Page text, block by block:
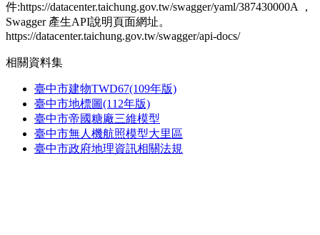
件:https://datacenter.taichung.gov.tw/swagger/yaml/387430000A ，
Swagger 產生API說明頁面網址。
https://datacenter.taichung.gov.tw/swagger/api-docs/
相關資料集
臺中市建物TWD67(109年版)
臺中市地標圖(112年版)
臺中市帝國糖廠三維模型
臺中市無人機航照模型大里區
臺中市政府地理資訊相關法規